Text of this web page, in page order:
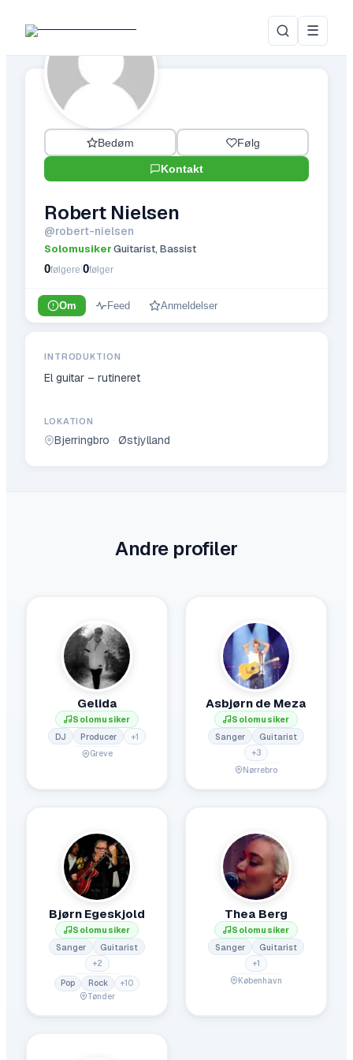
☰
Bedøm Følg
Kontakt
Robert Nielsen
@robert-nielsen
Solomusiker·Guitarist, Bassist
0følgere 0følger
Om Feed Anmeldelser
INTRODUKTION
El guitar – rutineret
LOKATION
Bjerringbro · Østjylland
Andre profiler
Gelida
Solomusiker
DJ
Producer +1
Greve
Asbjørn de Meza
Solomusiker
Sanger
Guitarist
+3
Nørrebro
Bjørn Egeskjold
Solomusiker
Sanger
Guitarist
+2
Pop Rock +10
Tønder
Thea Berg
Solomusiker
Sanger
Guitarist
+1
København